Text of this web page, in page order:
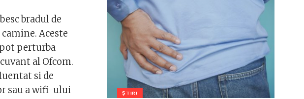
bradul de
Aceste
perturba
al Ofcom.
si de
sau a wifi-ului
ȘTIRI